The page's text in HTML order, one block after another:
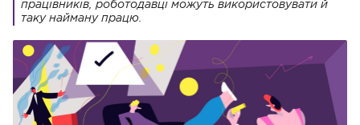
працівників, роботодавці можуть використовувати й
таку найману працю.